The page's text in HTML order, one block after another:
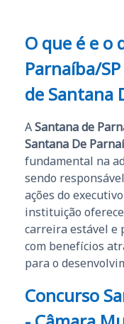
O que é e o
Parnaíba/
de Santana
ASantana de
Santana De
fundamental na
sendo
ações do
instituição
carreira estável e
com benefícios
para o
Concurso